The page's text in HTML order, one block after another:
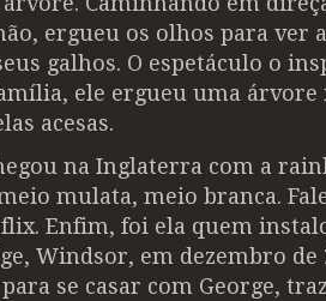
ergueu os olhos para ver
galhos. O espetáculo o
ele ergueu uma árvore
acesas.
na Inglaterra com a
mulata, meio branca.
Enfim, foi ela quem
Windsor, em dezembro de
se casar com George,